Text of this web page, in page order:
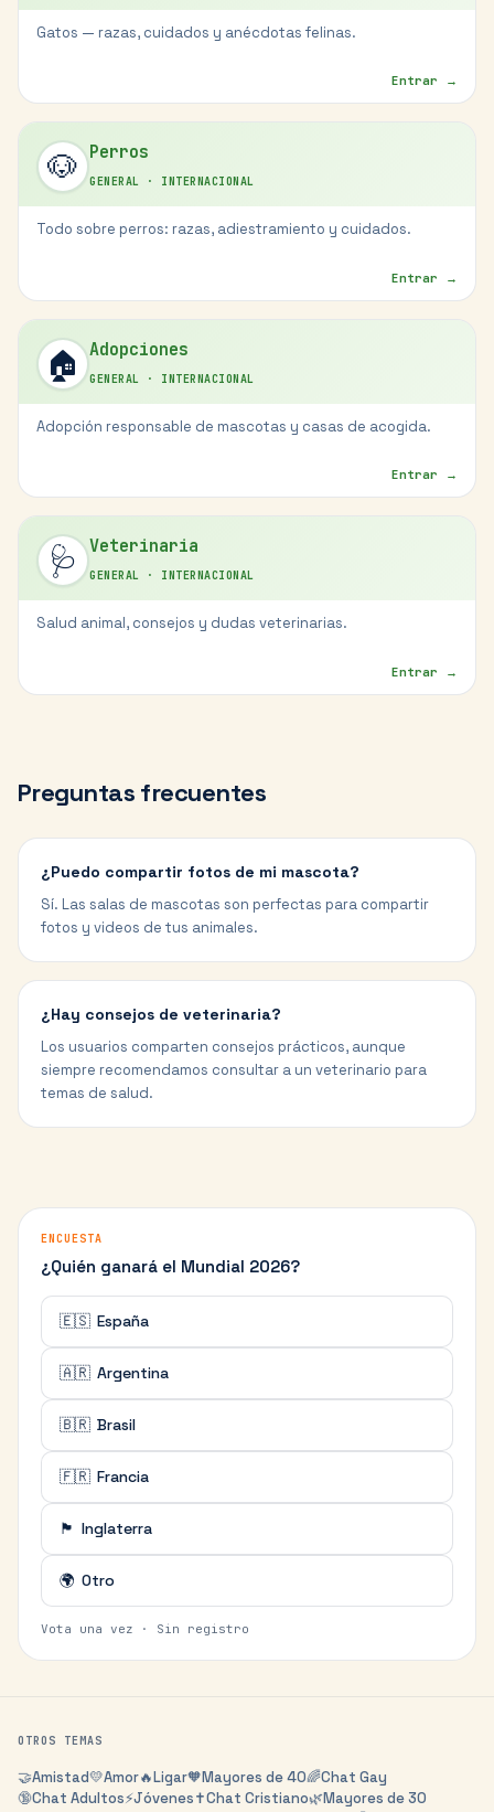
Gatos — razas, cuidados y anécdotas felinas.
Entrar →
🐶 Perros
GENERAL · INTERNACIONAL
Todo sobre perros: razas, adiestramiento y cuidados.
Entrar →
🏠 Adopciones
GENERAL · INTERNACIONAL
Adopción responsable de mascotas y casas de acogida.
Entrar →
🩺 Veterinaria
GENERAL · INTERNACIONAL
Salud animal, consejos y dudas veterinarias.
Entrar →
Preguntas frecuentes
¿Puedo compartir fotos de mi mascota?
Sí. Las salas de mascotas son perfectas para compartir
fotos y videos de tus animales.
¿Hay consejos de veterinaria?
Los usuarios comparten consejos prácticos, aunque
siempre recomendamos consultar a un veterinario para
temas de salud.
ENCUESTA
¿Quién ganará el Mundial 2026?
🇪🇸 España
🇦🇷 Argentina
🇧🇷 Brasil
🇫🇷 Francia
🏴󠁧󠁢󠁥󠁮󠁧󠁿 Inglaterra
🌍 Otro
Vota una vez · Sin registro
OTROS TEMAS
🤝Amistad💛Amor🔥Ligar🧡Mayores de 40🌈Chat Gay
🔞Chat Adultos⚡Jóvenes✝️Chat Cristiano🌿Mayores de 30